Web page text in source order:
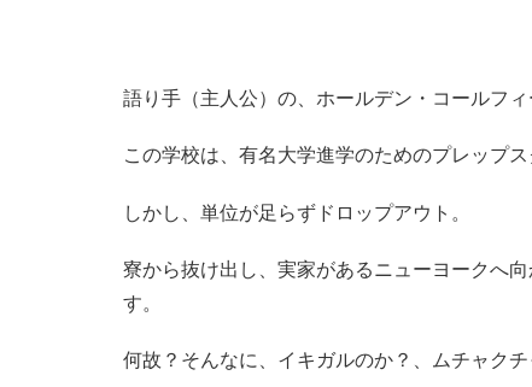
語り手（主人公）の、ホールデン・コールフ
この学校は、有名大学進学のためのプレップス
しかし、単位が足らずドロップアウト。
寮から抜け出し、実家があるニューヨークへ
す。
何故？そんなに、イキガルのか？、ムチャクチ